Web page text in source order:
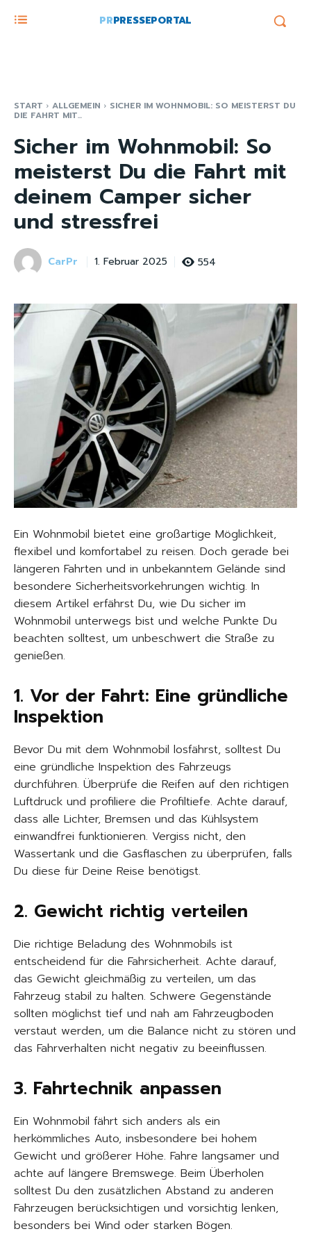
PRPRESSEPORTAL
START ALLGEMEIN SICHER IM WOHNMOBIL: SO MEISTERST DU
DIE FAHRT MIT...
Sicher im Wohnmobil: So
meisterst Du die Fahrt mit
deinem Camper sicher
und stressfrei
CarPr 1. Februar 2025 554
Ein Wohnmobil bietet eine großartige Möglichkeit,
flexibel und komfortabel zu reisen. Doch gerade bei
längeren Fahrten und in unbekanntem Gelände sind
besondere Sicherheitsvorkehrungen wichtig. In
diesem Artikel erfährst Du, wie Du sicher im
Wohnmobil unterwegs bist und welche Punkte Du
beachten solltest, um unbeschwert die Straße zu
genießen.
1. Vor der Fahrt: Eine gründliche
Inspektion
Bevor Du mit dem Wohnmobil losfährst, solltest Du
eine gründliche Inspektion des Fahrzeugs
durchführen. Überprüfe die Reifen auf den richtigen
Luftdruck und profiliere die Profiltiefe. Achte darauf,
dass alle Lichter, Bremsen und das Kühlsystem
einwandfrei funktionieren. Vergiss nicht, den
Wassertank und die Gasflaschen zu überprüfen, falls
Du diese für Deine Reise benötigst.
2. Gewicht richtig verteilen
Die richtige Beladung des Wohnmobils ist
entscheidend für die Fahrsicherheit. Achte darauf,
das Gewicht gleichmäßig zu verteilen, um das
Fahrzeug stabil zu halten. Schwere Gegenstände
sollten möglichst tief und nah am Fahrzeugboden
verstaut werden, um die Balance nicht zu stören und
das Fahrverhalten nicht negativ zu beeinflussen.
3. Fahrtechnik anpassen
Ein Wohnmobil fährt sich anders als ein
herkömmliches Auto, insbesondere bei hohem
Gewicht und größerer Höhe. Fahre langsamer und
achte auf längere Bremswege. Beim Überholen
solltest Du den zusätzlichen Abstand zu anderen
Fahrzeugen berücksichtigen und vorsichtig lenken,
besonders bei Wind oder starken Bögen.